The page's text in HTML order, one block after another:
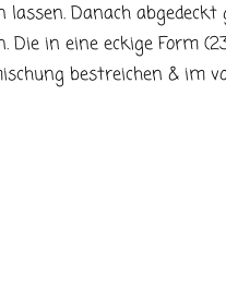
Danach abgedeckt
in eine eckige Form
bestreichen & im